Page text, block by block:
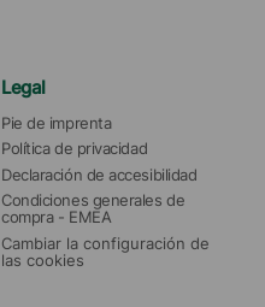
Legal
Pie de imprenta
Política de privacidad
Declaración de accesibilidad
Condiciones generales de
compra - EMEA
Cambiar la configuración de
las cookies